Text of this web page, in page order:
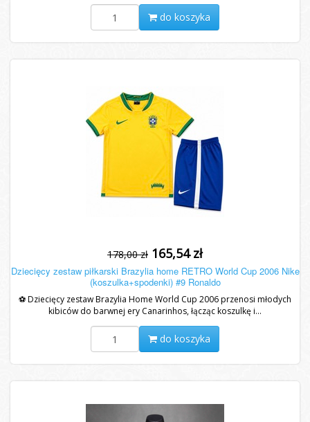
do koszyka
178,00 zł 165,54 zł
Dziecięcy zestaw piłkarski Brazylia home RETRO World Cup 2006 Nike
(koszulka+spodenki) #9 Ronaldo
⚽ Dziecięcy zestaw Brazylia Home World Cup 2006 przenosi młodych
kibiców do barwnej ery Canarinhos, łącząc koszulkę i...
do koszyka